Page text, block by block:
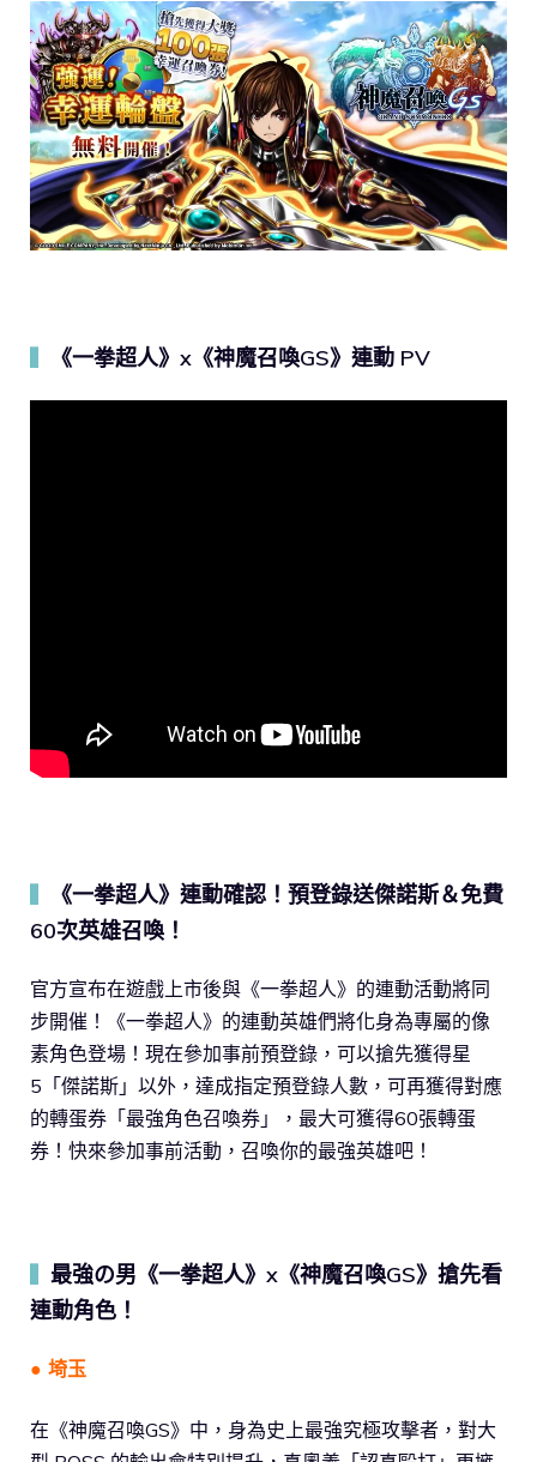
《一拳超人》x《神魔召喚GS》連動 PV
《一拳超人》連動確認！預登錄送傑諾斯＆免費
60次英雄召喚！
官方宣布在遊戲上市後與《一拳超人》的連動活動將同
步開催！《一拳超人》的連動英雄們將化身為專屬的像
素角色登場！現在參加事前預登錄，可以搶先獲得星
5「傑諾斯」以外，達成指定預登錄人數，可再獲得對應
的轉蛋券「最強角色召喚券」，最大可獲得60張轉蛋
券！快來參加事前活動，召喚你的最強英雄吧！
最強の男《一拳超人》x《神魔召喚GS》搶先看
連動角色！
● 埼玉
在《神魔召喚GS》中，身為史上最強究極攻擊者，對大